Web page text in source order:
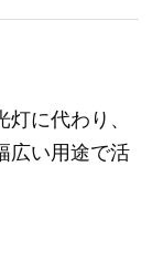
に代わり、
広い用途で活